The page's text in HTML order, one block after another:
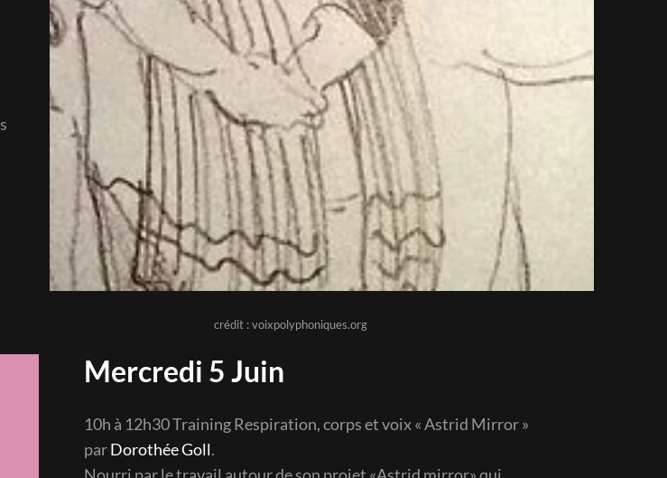
crédit : voixpolyphoniques.org
Mercredi 5 Juin
10h à 12h30 Training Respiration, corps et voix « Astrid Mirror »
parDorothée Goll.